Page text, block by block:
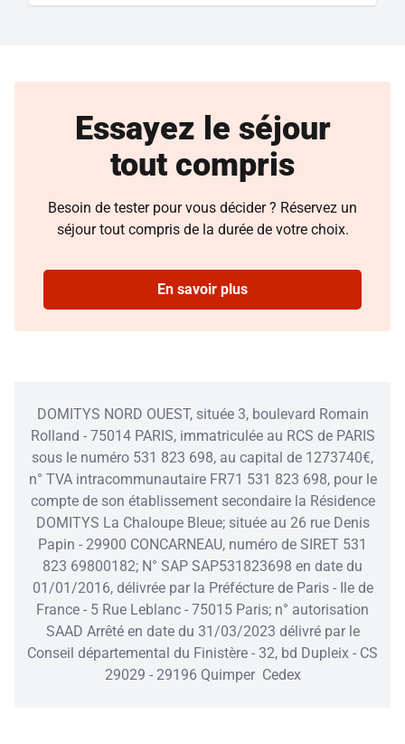
Essayez le séjour
tout compris
Besoin de tester pour vous décider ? Réservez un
séjour tout compris de la durée de votre choix.
En savoir plus
DOMITYS NORD OUEST, située 3, boulevard Romain
Rolland - 75014 PARIS, immatriculée au RCS de PARIS
sous le numéro 531 823 698, au capital de 1273740€,
n° TVA intracommunautaire FR71 531 823 698, pour le
compte de son établissement secondaire la Résidence
DOMITYS La Chaloupe Bleue; située au 26 rue Denis
Papin - 29900 CONCARNEAU, numéro de SIRET 531
823 69800182; N° SAP SAP531823698 en date du
01/01/2016, délivrée par la Préfécture de Paris - Ile de
France - 5 Rue Leblanc - 75015 Paris; n° autorisation
SAAD Arrêté en date du 31/03/2023 délivré par le
Conseil départemental du Finistère - 32, bd Dupleix - CS
29029 - 29196 Quimper Cedex